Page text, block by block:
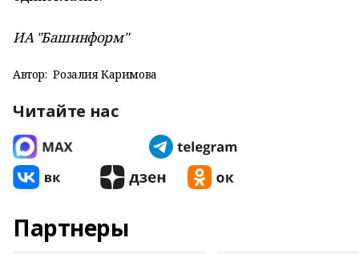
ИА "Башинформ"
Автор: Розалия Каримова
Читайте нас
Партнеры